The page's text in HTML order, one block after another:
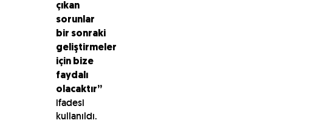
çıkan
sorunlar
bir sonraki
geliştirmeler
için bize
faydalı
olacaktır”
ifadesi
kullanıldı.